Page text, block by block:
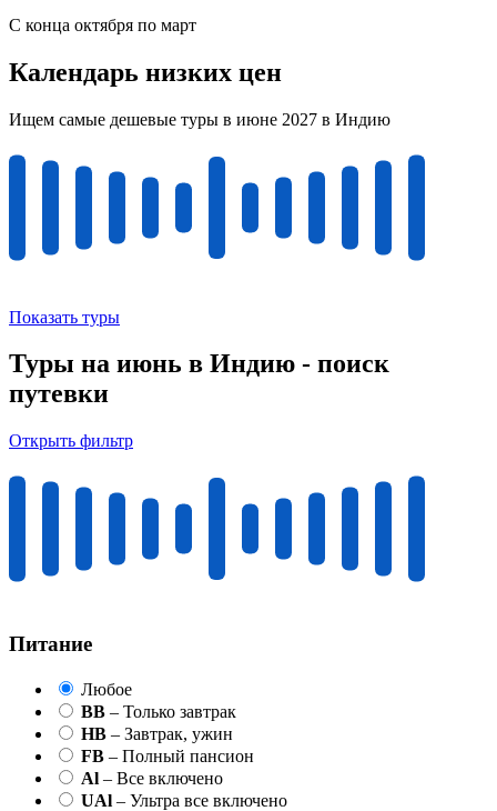
С конца октября по март
Календарь низких цен
Ищем самые дешевые туры в июне 2027 в Индию
Показать туры
Туры на июнь в Индию - поиск
путевки
Открыть фильтр
Питание
Любое
BB – Только завтрак
HB – Завтрак, ужин
FB – Полный пансион
Al – Все включено
UAl – Ультра все включено